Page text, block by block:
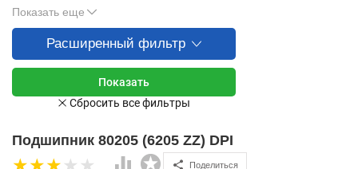
Показать еще
Расширенный фильтр
Подшипник 80205 (6205 ZZ) DPI
Поделиться